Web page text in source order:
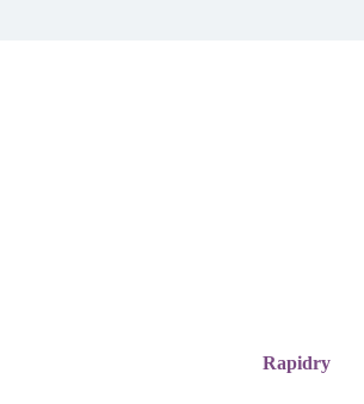
Rapidry